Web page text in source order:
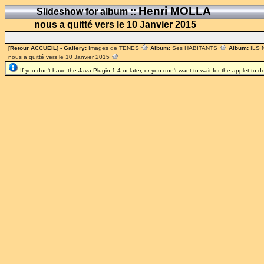
Slideshow for album ::Henri MOLLA
nous a quitté vers le 10 Janvier 2015
[Retour ACCUEIL] - Gallery: Images de TENES Album: Ses HABITANTS Album: ILS
nous a quitté vers le 10 Janvier 2015
If you don't have the Java Plugin 1.4 or later, or you don't want to wait for the applet to